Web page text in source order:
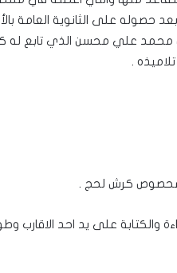
على الثانوية العامة
محمد علي محسن الذي تابع له
.
والكتابة على يد احد الاقارب